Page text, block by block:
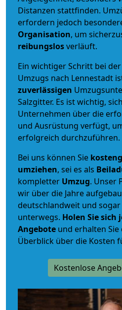
Distanzen stattfinden.
erfordern jedoch
Organisation, um
reibungslosverläuft.
Ein wichtiger Schritt bei
Umzugs nach Lennestadt
zuverlässigen
Salzgitter. Es ist wichtig,
Unternehmen über die
und Ausrüstung verfügt,
erfolgreich durchzuführen.
Bei uns können Sie
umziehen, sei es als
kompletter Umzug. Unser
wir über die Jahre
deutschlandweit und
unterwegs. Holen Sie sich
Angebote und erhalten
Überblick über die Kosten
Kostenlose